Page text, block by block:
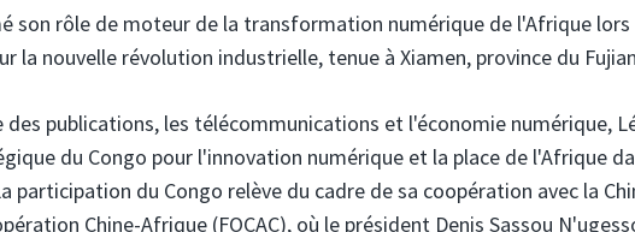
son rôle de moteur de la transformation numérique de l'Afrique lors
la nouvelle révolution industrielle, tenue à Xiamen, province du
publications, les télécommunications et l'économie numérique,
du Congo pour l'innovation numérique et la place de l'Afrique
participation du Congo relève du cadre de sa coopération avec la
Chine-Afrique (FOCAC), où le président Denis Sassou